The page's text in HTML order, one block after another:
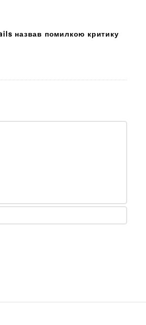
назвав помилкою критику